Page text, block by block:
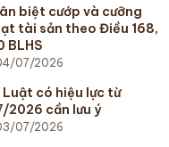
biệt cướp và cưỡng
tài sản theo Điều 168,
BLHS
07/2026
Luật có hiệu lực từ
2026 cần lưu ý
07/2026